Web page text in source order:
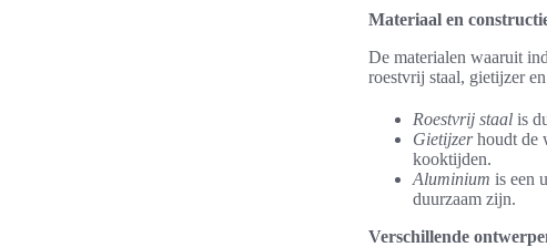
Materiaal en
De materialen waaruit
roestvrij staal, gietijzer
Roestvrij staal is
Gietijzerhoudt de
kooktijden.
Aluminium is een
duurzaam zijn.
Verschillende